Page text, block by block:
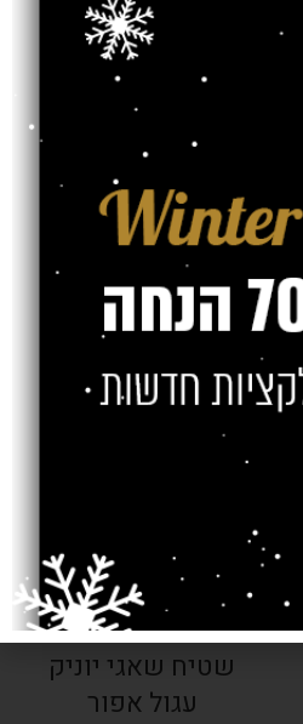
שטיח שאגי יוניק
עגול אפור